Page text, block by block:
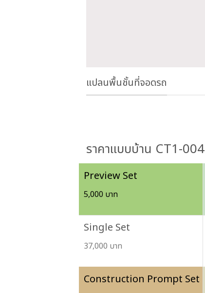
แปลนพื้นชั้นที่จอดรถ
ราคาแบบบ้าน CT1-004
Preview Set
5,000 บาท
Single Set
37,000 บาท
Construction Prompt Set